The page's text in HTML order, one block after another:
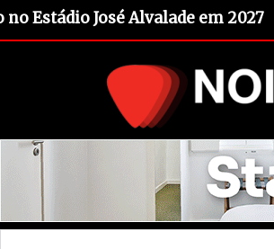
Estádio José Alvalade em 2027